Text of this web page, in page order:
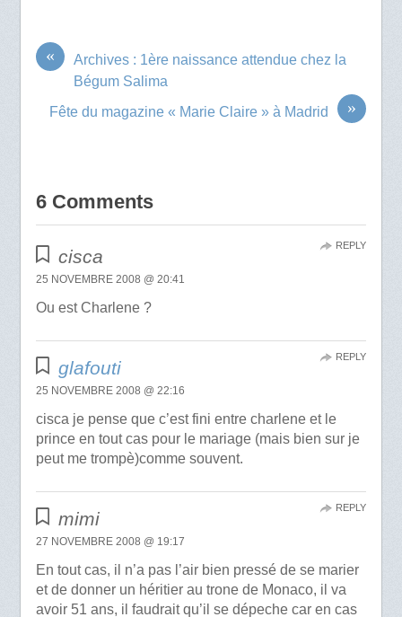
«
Archives : 1ère naissance attendue chez la
Bégum Salima
»
Fête du magazine « Marie Claire » à Madrid
6 Comments
cisca
25 NOVEMBRE 2008 @ 20:41
Ou est Charlene ?
REPLY
glafouti
25 NOVEMBRE 2008 @ 22:16
cisca je pense que c’est fini entre charlene et le
prince en tout cas pour le mariage (mais bien sur je
peut me trompè)comme souvent.
REPLY
mimi
27 NOVEMBRE 2008 @ 19:17
En tout cas, il n’a pas l’air bien pressé de se marier
et de donner un héritier au trone de Monaco, il va
avoir 51 ans, il faudrait qu’il se dépeche car en cas
REPLY